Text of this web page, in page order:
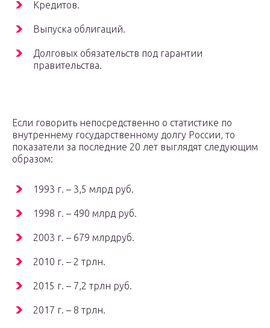
Кредитов.
Выпуска облигаций.
Долговых обязательств под гарантии
правительства.
Если говорить непосредственно о статистике по
внутреннему государственному долгу России, то
показатели за последние 20 лет выглядят следующим
образом:
1993 г. – 3,5 млрд руб.
1998 г. – 490 млрд руб.
2003 г. – 679 млрдруб.
2010 г. – 2 трлн.
2015 г. – 7,2 трлн руб.
2017 г. – 8 трлн.